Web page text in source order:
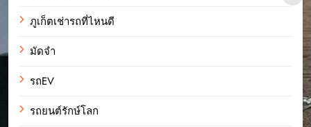
ภูเก็ตเช่ารถที่ไหนดี
มัดจำ
รถEV
รถยนต์รักษ์โลก